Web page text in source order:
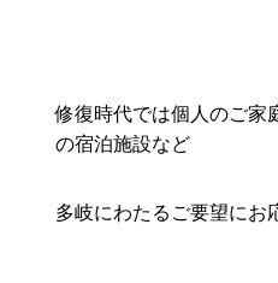
修復時代では個人のご家
の宿泊施設など
多岐にわたるご要望に